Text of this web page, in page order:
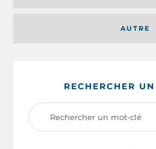
AUTRE
RECHERCHER